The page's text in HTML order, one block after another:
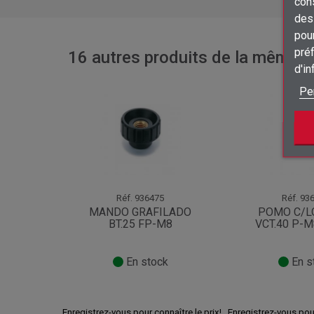
16 autres produits de la même
Réf. 936475
MANDO GRAFILADO
BT.25 FP-M8
En stock
Réf.
POMO C/
VCT.40 P-
En